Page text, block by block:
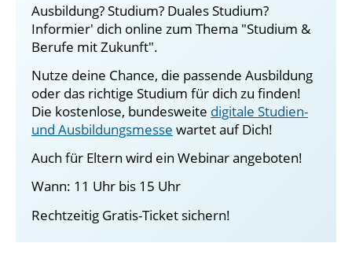
Ausbildung? Studium? Duales Studium?
Informier' dich online zum Thema "Studium &
Berufe mit Zukunft".
Nutze deine Chance, die passende Ausbildung
oder das richtige Studium für dich zu finden!
Die kostenlose, bundesweite digitale Studien-
und Ausbildungsmesse wartet auf Dich!
Auch für Eltern wird ein Webinar angeboten!
Wann: 11 Uhr bis 15 Uhr
Rechtzeitig Gratis-Ticket sichern!